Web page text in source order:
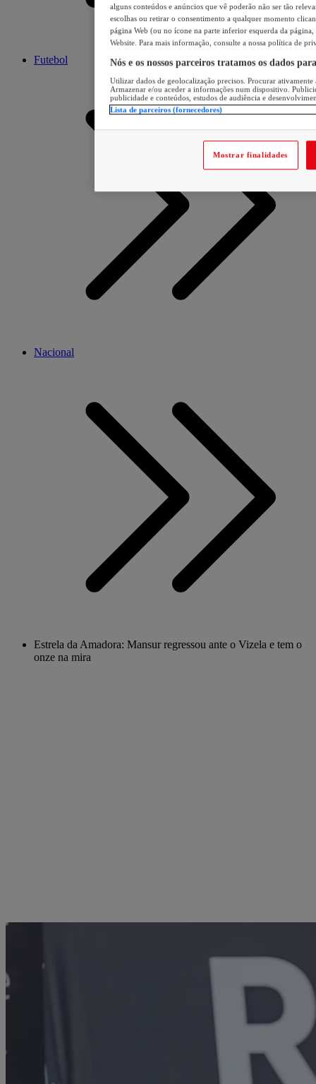
Futebol
Nacional
Estrela da Amadora: Mansur regressou ante o Vizela e tem o
onze na mira
alguns conteúdos e anúncios que vê poderão não ser tão
escolhas ou retirar o consentimento a qualquer momento
página Web (ou no ícone na parte inferior esquerda da página,
Website. Para mais informação, consulte a nossa política de
Nós e os nossos parceiros tratamos os dados
Utilizar dados de geolocalização precisos. Procurar
Armazenar e/ou aceder a informações num dispositivo.
publicidade e conteúdos, estudos de audiência e
Lista de parceiros (fornecedores)
Mostrar finalidades